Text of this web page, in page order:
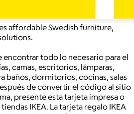
affordable Swedish furniture,
encontrar todo lo necesario para el
camas, escritorios, lámparas,
baños, dormitorios, cocinas, salas
de convertir el código al sitio
presente esta tarjeta impresa o
IKEA. La tarjeta regalo IKEA